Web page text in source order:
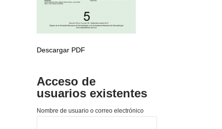
Descargar PDF
Acceso de
usuarios existentes
Nombre de usuario o correo electrónico